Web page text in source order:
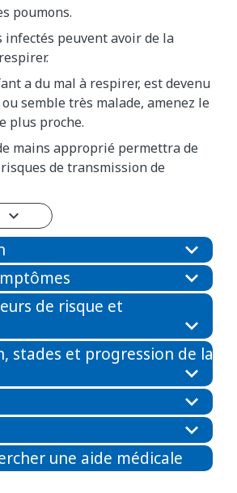
poumons.
infectés peuvent avoir de la
a du mal à respirer, est devenu
semble très malade, amenez le
plus proche.
mains approprié permettra de
de transmission de
de risque et
stades et progression de la
une aide médicale